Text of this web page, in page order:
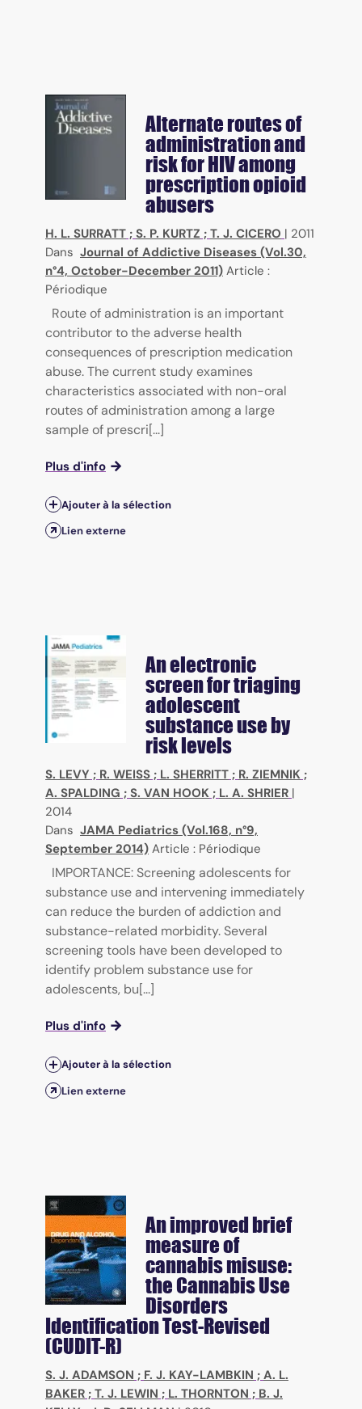
Alternate routes of
administration and
risk for HIV among
prescription opioid
abusers
H. L. SURRATT ; S. P. KURTZ ; T. J. CICERO | 2011
Dans Journal of Addictive Diseases (Vol.30,
n°4, October-December 2011) Article :
Périodique
Route of administration is an important
contributor to the adverse health
consequences of prescription medication
abuse. The current study examines
characteristics associated with non-oral
routes of administration among a large
sample of prescri[...]
Plus d'info
Ajouter à la sélection
Lien externe
An electronic
screen for triaging
adolescent
substance use by
risk levels
S. LEVY ; R. WEISS ; L. SHERRITT ; R. ZIEMNIK ;
A. SPALDING ; S. VAN HOOK ; L. A. SHRIER |
2014
Dans JAMA Pediatrics (Vol.168, n°9,
September 2014) Article : Périodique
IMPORTANCE: Screening adolescents for
substance use and intervening immediately
can reduce the burden of addiction and
substance-related morbidity. Several
screening tools have been developed to
identify problem substance use for
adolescents, bu[...]
Plus d'info
Ajouter à la sélection
Lien externe
An improved brief
measure of
cannabis misuse:
the Cannabis Use
Disorders
Identification Test-Revised
(CUDIT-R)
S. J. ADAMSON ; F. J. KAY-LAMBKIN ; A. L.
BAKER ; T. J. LEWIN ; L. THORNTON ; B. J.